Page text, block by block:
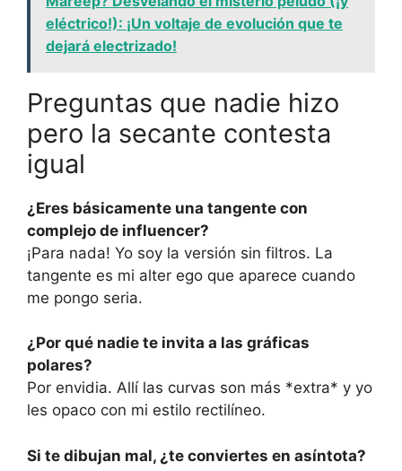
eléctrico!): ¡Un voltaje de evolución que te
dejará electrizado!
Preguntas que nadie hizo
pero la secante contesta
igual
¿Eres básicamente una tangente con
complejo de influencer?
¡Para nada! Yo soy la versión sin filtros. La
tangente es mi alter ego que aparece cuando
me pongo seria.
¿Por qué nadie te invita a las gráficas
polares?
Por envidia. Allí las curvas son más *extra* y yo
les opaco con mi estilo rectilíneo.
Si te dibujan mal, ¿te conviertes en asíntota?